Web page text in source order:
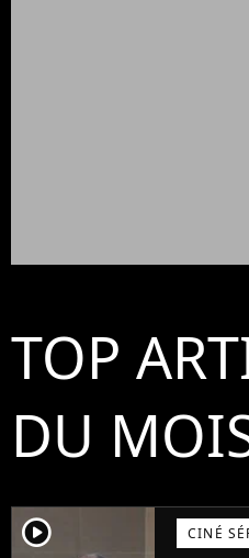
TOP
DU
player2 CINÉ